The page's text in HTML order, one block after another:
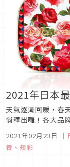
2021年日本
天氣逐漸回暖，春
悄釋出囉！各大品
品牌通通都有，一
Merveilleuses
2021年02月23日 ｜
養 、 頰彩